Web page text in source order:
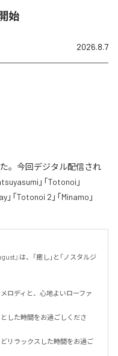
始
2026.8.7
た。今回デジタル配信され
」「Totonoi」
「Totonoi 2」「Minamo」
』は、「癒し」と「ノスタルジ
ロディと、心地よいローファ
した時間をお過ごしくださ
リラックスした時間をお過ご